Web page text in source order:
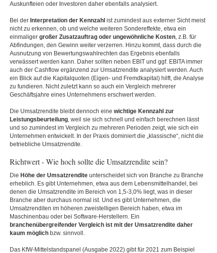
Auskunfteien oder Investoren daher ebenfalls analysiert.
Bei der Interpretation der Kennzahl ist zumindest aus externer Sicht meist
nicht zu erkennen, ob und welche weiteren Sondereffekte, etwa ein
einmaliger großer Zusatzauftrag oder ungewöhnliche Kosten, z.B. für
Abfindungen, den Gewinn weiter verzerren. Hinzu kommt, dass durch die
Ausnutzung von Bewertungswahlrechten das Ergebnis ebenfalls
verwässert werden kann. Daher sollten neben EBIT und ggf. EBITA immer
auch der Cashflow ergänzend zur Umsatzrendite analysiert werden. Auch
ein Blick auf die Kapitalquoten (Eigen- und Fremdkapital) hilft, die Analyse
zu fundieren. Nicht zuletzt kann so auch ein Vergleich mehrerer
Geschäftsjahre eines Unternehmens erschwert werden.
Die Umsatzrendite bleibt dennoch eine wichtige Kennzahl zur
Leistungsbeurteilung, weil sie sich schnell und einfach berechnen lässt
und so zumindest im Vergleich zu mehreren Perioden zeigt, wie sich ein
Unternehmen entwickelt. In der Praxis dominiert die „klassische“, nicht die
betriebliche Umsatzrendite.
Richtwert - Wie hoch sollte die Umsatzrendite sein?
Die Höhe der Umsatzrendite unterscheidet sich von Branche zu Branche
erheblich. Es gibt Unternehmen, etwa aus dem Lebensmittelhandel, bei
denen die Umsatzrendite im Bereich von 1,5-3,0% liegt, was in dieser
Branche aber durchaus normal ist. Und es gibt Unternehmen, die
Umsatzrenditen im höheren zweistelligen Bereich haben, etwa im
Maschinenbau oder bei Software-Herstellern. Ein
branchenübergreifender Vergleich ist mit der Umsatzrendite daher
kaum möglich bzw. sinnvoll.
Das KfW-Mittelstandspanel (Ausgabe 2022) gibt für 2021 zum Beispiel